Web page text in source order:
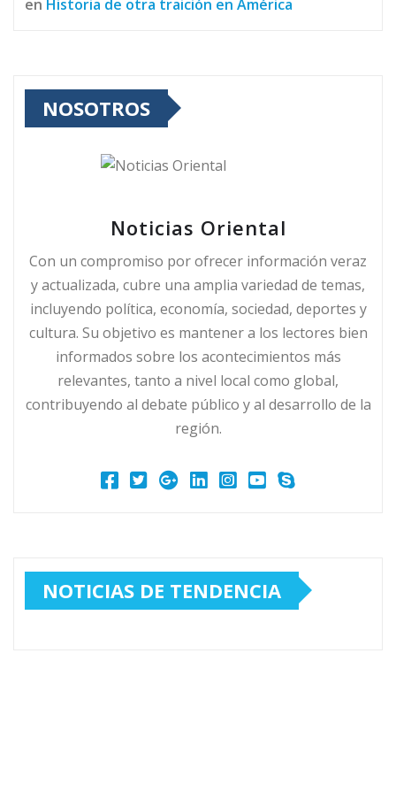
en Historia de otra traición en América
NOSOTROS
Noticias Oriental
Con un compromiso por ofrecer información veraz
y actualizada, cubre una amplia variedad de temas,
incluyendo política, economía, sociedad, deportes y
cultura. Su objetivo es mantener a los lectores bien
informados sobre los acontecimientos más
relevantes, tanto a nivel local como global,
contribuyendo al debate público y al desarrollo de la
región.
NOTICIAS DE TENDENCIA